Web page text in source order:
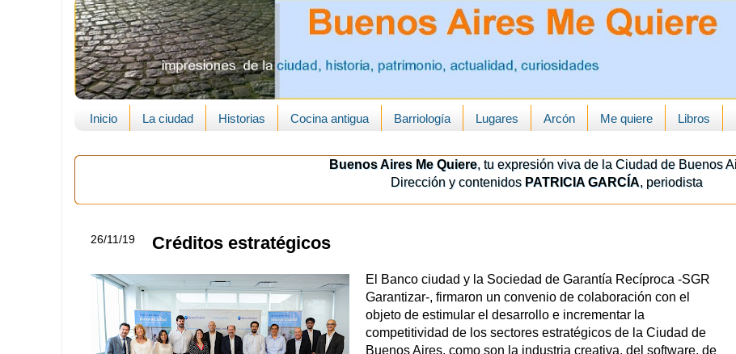
Inicio La ciudad Historias Cocina antigua Barriología Lugares Arcón Me quiere Libros
Buenos Aires Me Quiere, tu expresión viva de la Ciudad de Buenos
Dirección y contenidos PATRICIA GARCÍA, periodista
26/11/19 Créditos estratégicos
El Banco ciudad y la Sociedad de Garantía Recíproca -SGR
Garantizar-, firmaron un convenio de colaboración con el
objeto de estimular el desarrollo e incrementar la
competitividad de los sectores estratégicos de la Ciudad de
Buenos Aires, como son la industria creativa, del software, de